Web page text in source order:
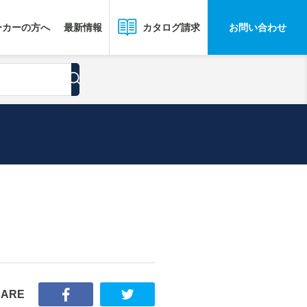
ーの方へ 最新情報 カタログ請求 お問い合わせ